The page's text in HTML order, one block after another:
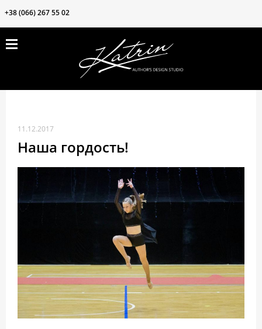
+38 (066) 267 55 02
ВОЗМОЖНОСТИ
О нас
Клиентам
Частые вопросы
Наши ткани
11.12.2017
Наша гордость!